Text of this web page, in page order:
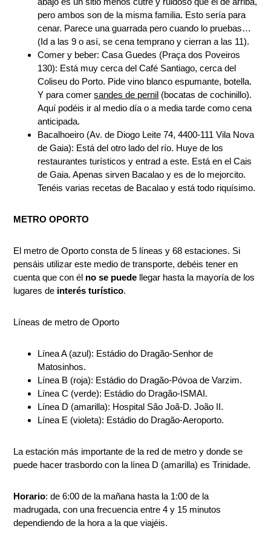
pero ambos son de la misma familia. Esto sería para
cenar. Parece una guarrada pero cuando lo pruebas…
(Id a las 9 o así, se cena temprano y cierran a las 11).
Comer y beber: Casa Guedes (Praça dos Poveiros
130): Está muy cerca del Café Santiago, cerca del
Coliseu do Porto. Pide vino blanco espumante, botella.
Y para comersandes de pernil (bocatas de cochinillo).
Aquí podéis ir al medio día o a media tarde como cena
anticipada.
Bacalhoeiro (Av. de Diogo Leite 74, 4400-111 Vila Nova
de Gaia): Está del otro lado del río. Huye de los
restaurantes turísticos y entrad a este. Está en el Cais
de Gaia. Apenas sirven Bacalao y es de lo mejorcito.
Tenéis varias recetas de Bacalao y está todo riquísimo.
METRO OPORTO
El metro de Oporto consta de 5 líneas y 68 estaciones. Si
pensáis utilizar este medio de transporte, debéis tener en
cuenta que con él no se puede llegar hasta la mayoría de los
lugares de interés turístico.
Líneas de metro de Oporto
Línea A (azul): Estádio do Dragão-Senhor de
Matosinhos.
Línea B (roja): Estádio do Dragão-Póvoa de Varzim.
Línea C (verde): Estádio do Dragão-ISMAI.
Línea D (amarilla): Hospital São Joã-D. João II.
Línea E (violeta): Estádio do Dragão-Aeroporto.
La estación más importante de la red de metro y donde se
puede hacer trasbordo con la línea D (amarilla) es Trinidade.
Horario: de 6:00 de la mañana hasta la 1:00 de la
madrugada, con una frecuencia entre 4 y 15 minutos
dependiendo de la hora a la que viajéis.